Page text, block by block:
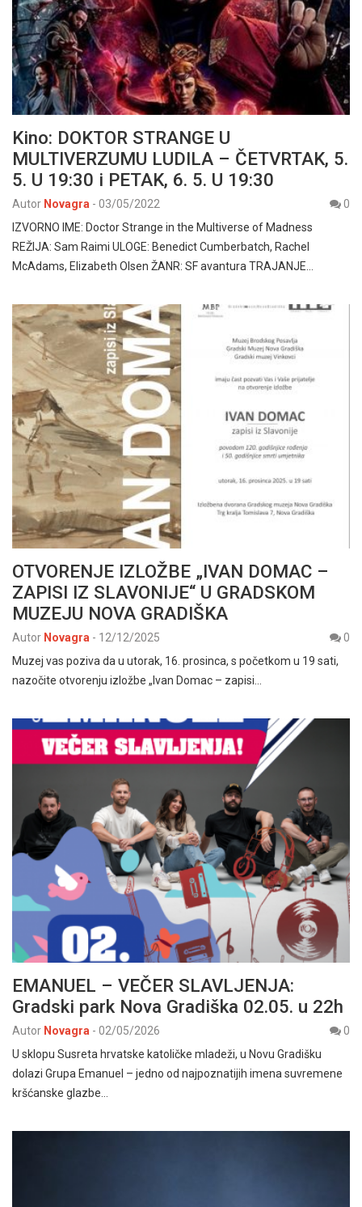
Kino: DOKTOR STRANGE U
MULTIVERZUMU LUDILA – ČETVRTAK, 5.
5. U 19:30 i PETAK, 6. 5. U 19:30
Autor Novagra - 03/05/2022
0
IZVORNO IME: Doctor Strange in the Multiverse of Madness
REŽIJA: Sam Raimi ULOGE: Benedict Cumberbatch, Rachel
McAdams, Elizabeth Olsen ŽANR: SF avantura TRAJANJE…
OTVORENJE IZLOŽBE „IVAN DOMAC –
ZAPISI IZ SLAVONIJE“ U GRADSKOM
MUZEJU NOVA GRADIŠKA
Autor Novagra - 12/12/2025
0
Muzej vas poziva da u utorak, 16. prosinca, s početkom u 19 sati,
nazočite otvorenju izložbe „Ivan Domac – zapisi…
EMANUEL – VEČER SLAVLJENJA:
Gradski park Nova Gradiška 02.05. u 22h
Autor Novagra - 02/05/2026
0
U sklopu Susreta hrvatske katoličke mladeži, u Novu Gradišku
dolazi Grupa Emanuel – jedno od najpoznatijih imena suvremene
kršćanske glazbe…